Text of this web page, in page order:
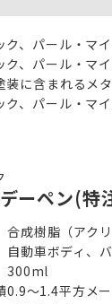
ク、パール・マ
ク、パール・マ
装に含まれるメ
ク、パール・マ
ーペン(特
合成樹脂（アク
自動車ボディ、
300ml
0.9～1.4平方メ